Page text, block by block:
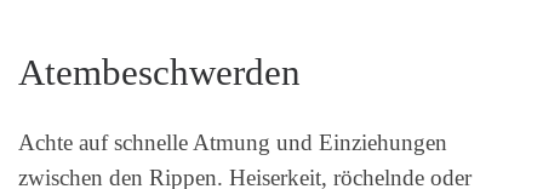
Atembeschwerden
Achte auf schnelle Atmung und Einziehungen
zwischen den Rippen. Heiserkeit, röchelnde oder